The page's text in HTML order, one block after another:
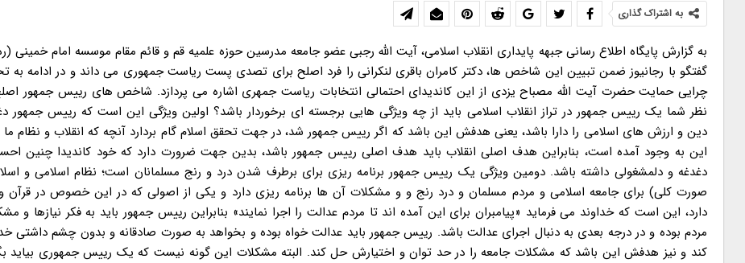
به اشتراک گذاری
به گزارش پایگاه اطلاع رسانی جبهه پایداری انقلاب اسلامی، آیت الله رجبی عضو جامعه مدرسین حوزه علمیه قم و قائم مقام موسسه امام خمینی
گفتگو با رجانیوز ضمن تبیین این شاخص ها، دکتر کامران باقری لنکرانی را فرد اصلح برای تصدی پست ریاست جمهوری می داند و در ادامه به
چرایی حمایت حضرت آیت الله مصباح یزدی از این کاندیدای احتمالی انتخابات ریاست جمهری اشاره می پردازد. شاخص های رییس جمهور
نظر شما یک رییس جمهور در تراز انقلاب اسلامی باید از چه ویژگی هایی برجسته ای برخوردار باشد؟ اولین ویژگی این است که رییس جمهور
دین و ارزش های اسلامی را دارا باشد، یعنی هدفش این باشد که اگر رییس جمهور شد، در جهت تحقق اسلام گام بردارد آنچه که انقلاب و نظام ما
این به وجود آمده است، بنابراین هدف اصلی انقلاب باید هدف اصلی رییس جمهور باشد، بدین جهت ضرورت دارد که خود کاندیدا چنین
دغدغه و دلمشغولی داشته باشد. دومین ویژگی یک رییس جمهور برنامه ریزی برای برطرف شدن درد و رنج مسلمانان است؛ نظام اسلامی و
صورت کلی) برای جامعه اسلامی و مردم مسلمان و درد رنج و و مشکلات آن ها برنامه ریزی دارد و یکی از اصولی که در این خصوص در قرآن
دارد، این است که خداوند می فرماید «پیامبران برای این آمده اند تا مردم عدالت را اجرا نمایند» بنابراین رییس جمهور باید به فکر نیازها و
مردم بوده و در درجه بعدی به دنبال اجرای عدالت باشد. رییس جمهور باید عدالت خواه بوده و بخواهد به صورت صادقانه و بدون چشم داشتی
کند و نیز هدفش این باشد که مشکلات جامعه را در حد توان و اختیارش حل کند. البته مشکلات این گونه نیست که یک رییس جمهوری بیاید